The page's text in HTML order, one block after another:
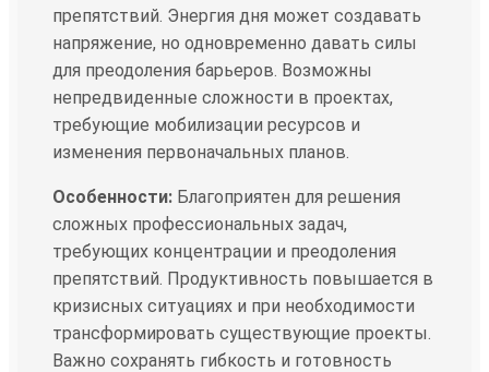
препятствий. Энергия дня может создавать
напряжение, но одновременно давать силы
для преодоления барьеров. Возможны
непредвиденные сложности в проектах,
требующие мобилизации ресурсов и
изменения первоначальных планов.
Особенности: Благоприятен для решения
сложных профессиональных задач,
требующих концентрации и преодоления
препятствий. Продуктивность повышается в
кризисных ситуациях и при необходимости
трансформировать существующие проекты.
Важно сохранять гибкость и готовность